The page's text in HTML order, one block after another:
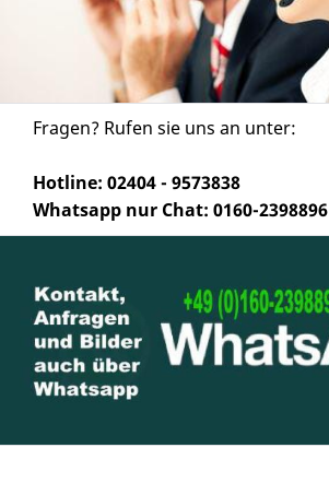
Fragen? Rufen sie uns an unter:
Hotline: 02404 - 9573838
Whatsapp nur Chat: 0160-2398896